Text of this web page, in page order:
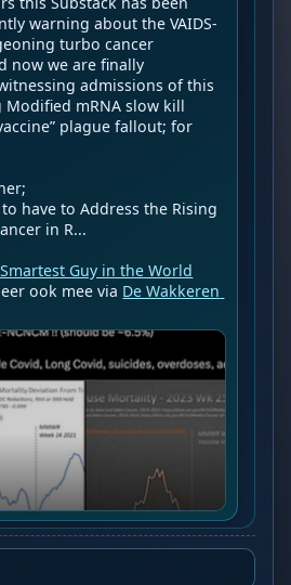
warning about the VAIDS-
turbo cancer
now we are finally
admissions of this
mRNA slow kill
plague fallout; for
to have to Address the Rising
in R...
Guy in the World
ook mee via De Wakkeren